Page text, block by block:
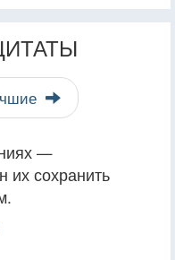
—
их сохранить